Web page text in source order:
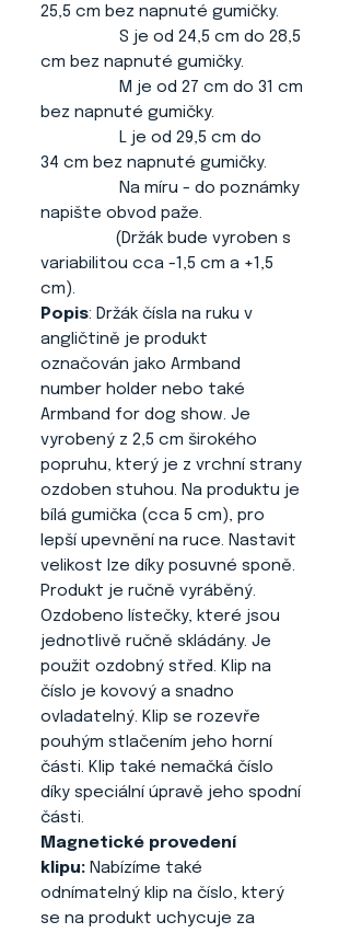
25,5 cm bez napnuté gumičky.
S je od 24,5 cm do 28,5
cm bez napnuté gumičky.
M je od 27 cm do 31 cm
bez napnuté gumičky.
L je od 29,5 cm do
34 cm bez napnuté gumičky.
Na míru - do poznámky
napište obvod paže.
(Držák bude vyroben s
variabilitou cca -1,5 cm a +1,5
cm).
Popis: Držák čísla na ruku v
angličtině je produkt
označován jako Armband
number holder nebo také
Armband for dog show. Je
vyrobený z 2,5 cm širokého
popruhu, který je z vrchní strany
ozdoben stuhou. Na produktu je
bílá gumička (cca 5 cm), pro
lepší upevnění na ruce. Nastavit
velikost lze díky posuvné sponě.
Produkt je ručně vyráběný.
Ozdobeno lístečky, které jsou
jednotlivě ručně skládány. Je
použit ozdobný střed. Klip na
číslo je kovový a snadno
ovladatelný. Klip se rozevře
pouhým stlačením jeho horní
části. Klip také nemačká číslo
díky speciální úpravě jeho spodní
části.
Magnetické provedení
klipu: Nabízíme také
odnímatelný klip na číslo, který
se na produkt uchycuje za